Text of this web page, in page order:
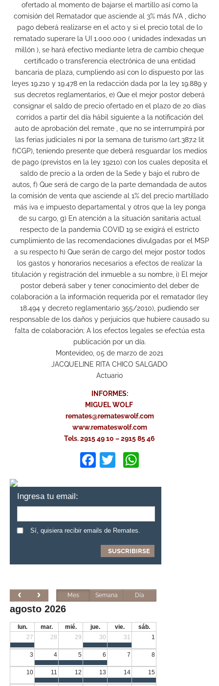
ofertado al momento de bajarse el martillo así como la
comisión del Rematador que asciende al 3% más IVA , dicho
pago deberá realizarse en el acto y si el precio total de lo
rematado superare la UI 1.000.000 ( unidades indexadas un
millón ), se hará efectivo mediante letra de cambio cheque
certificado o transferencia electrónica de una entidad
bancaria de plaza, cumpliendo así con lo dispuesto por las
leyes 19.210 y 19.478 en la redacción dada por la ley 19.889 y
sus decretos reglamentarios, e) Que el mejor postor deberá
consignar el saldo de precio ofertado en el plazo de 20 días
corridos a partir del día hábil siguiente a la notificación del
auto de aprobación del remate , que no se interrumpirá por
las ferias judiciales ni por la semana de turismo (art.387.2 lit
f)CGP), teniendo presente que deberá resguardar los medios
de pago (previstos en la ley 19210) con los cuales deposita el
saldo de precio a la orden de la Sede y bajo el rubro de
autos, f) Que será de cargo de la parte demandada de autos
la comisión de venta que asciende al 1% del precio martillado
más iva e impuesto departamental y otros que la ley ponga
de su cargo, g) En atención a la situación sanitaria actual
respecto de la pandemia COVID 19 se exigirá el estricto
cumplimiento de las recomendaciones divulgadas por el MSP
a su respecto h) Que serán de cargo del mejor postor todos
los gastos y honorarios necesarios a efectos de realizar la
titulación y registración del inmueble a su nombre, i) El mejor
postor deberá saber y tener conocimiento del deber de
colaboración a la información requerida por el rematador (ley
18.494 y decreto reglamentario 355/2010), pudiendo ser
responsable de los daños y perjuicios que hubiere causado su
falta de colaboración; A los efectos legales se efectúa esta
publicación por un día.
Montevideo, 05 de marzo de 2021
JACQUELINE RITA CHICO SALGADO
Actuario
INFORMES:
MIGUEL WOLF
remates@remateswolf.com
www.remateswolf.com
Tels. 2915 49 10 – 2915 85 46
Facebook
Twitter
Ingresa tu email:
Sí, quisiera recibir emails de Remates.
Mes Semana Día
agosto 2026
lun. mar. mié. jue. vie.
sáb.
27
28 29 30 31 1
3 4 5 6 7 8
10 11 12 13 14 15